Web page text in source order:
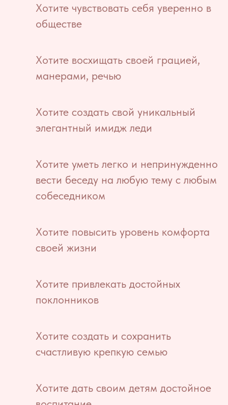
Хотите чувствовать себя уверенно в
обществе
Хотите восхищать своей грацией,
манерами, речью
Хотите создать свой уникальный
элегантный имидж леди
Хотите уметь легко и непринужденно
вести беседу на любую тему с любым
собеседником
Хотите повысить уровень комфорта
своей жизни
Хотите привлекать достойных
поклонников
Хотите создать и сохранить
счастливую крепкую семью
Хотите дать своим детям достойное